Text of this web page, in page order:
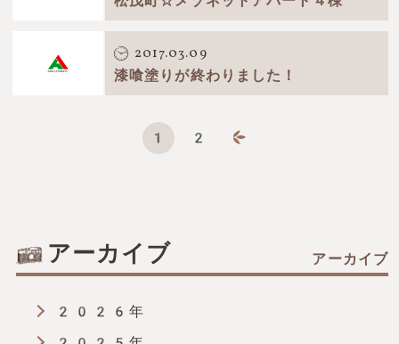
2017.03.09
漆喰塗りが終わりました！
page
1
page
2
アーカイブ
2026年